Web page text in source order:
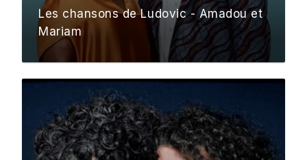
Les chansons de Ludovic - Amadou et
Mariam